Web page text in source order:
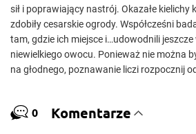
sił i poprawiający nastrój. Okazałe kielichy
zdobiły cesarskie ogrody. Współcześni
tam, gdzie ich miejsce i…udowodnili
niewielkiego owocu. Ponieważ nie można
na głodnego, poznawanie liczi rozpocznij
0 Komentarze